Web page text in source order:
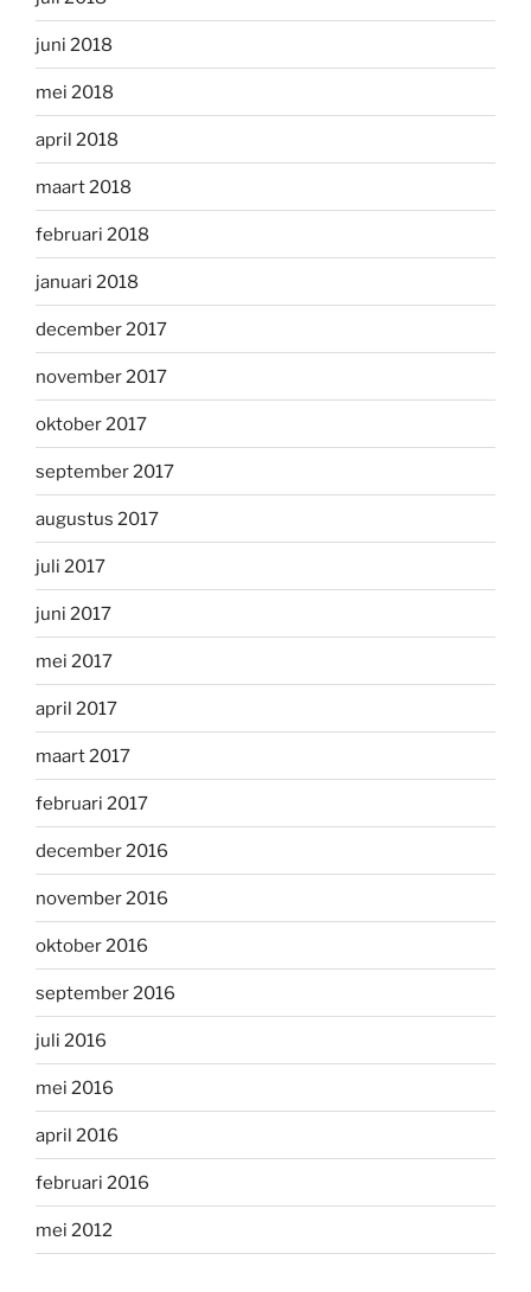
juni 2018
mei 2018
april 2018
maart 2018
februari 2018
januari 2018
december 2017
november 2017
oktober 2017
september 2017
augustus 2017
juli 2017
juni 2017
mei 2017
april 2017
maart 2017
februari 2017
december 2016
november 2016
oktober 2016
september 2016
juli 2016
mei 2016
april 2016
februari 2016
mei 2012